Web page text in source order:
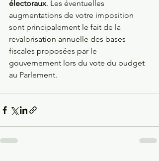
électoraux. Les éventuelles
augmentations de votre imposition
sont principalement le fait de la
revalorisation annuelle des bases
fiscales proposées par le
gouvernement lors du vote du budget
au Parlement.